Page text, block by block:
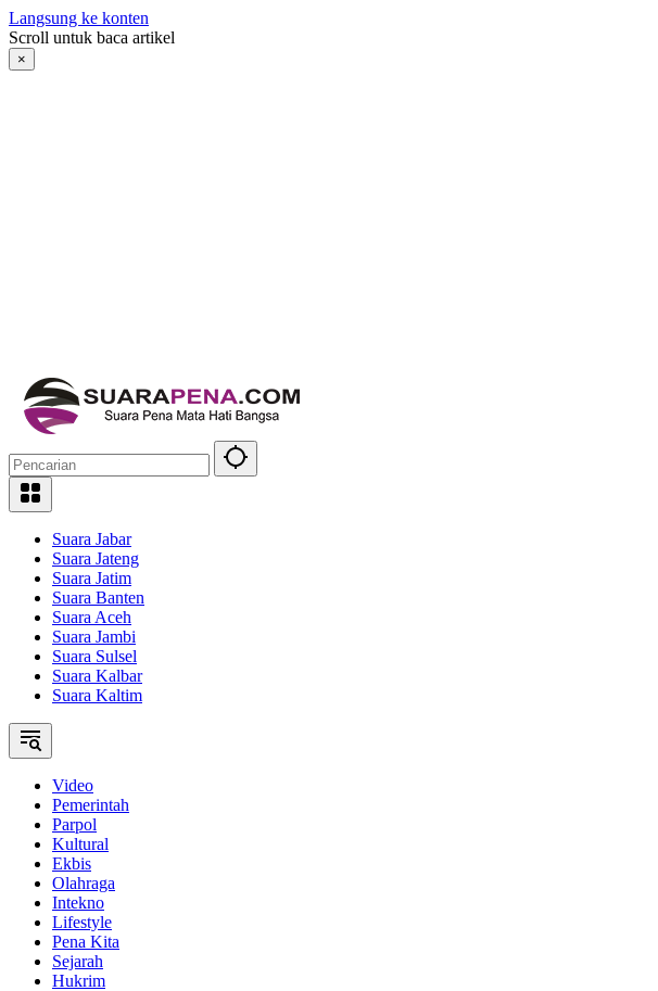
Langsung ke konten
Scroll untuk baca artikel
×
Suara Jabar
Suara Jateng
Suara Jatim
Suara Banten
Suara Aceh
Suara Jambi
Suara Sulsel
Suara Kalbar
Suara Kaltim
Video
Pemerintah
Parpol
Kultural
Ekbis
Olahraga
Intekno
Lifestyle
Pena Kita
Sejarah
Hukrim